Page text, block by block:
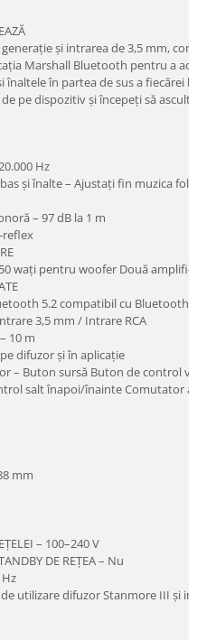
și intrarea de 3,5 mm,
Marshall Bluetooth pentru a
înaltele în partea de sus a fiecărei
pe dispozitiv și începeți să ascultați.
Hz
și înalte – Ajustați fin muzica
– 97 dB la 1 m
reflex
wați pentru woofer Două
5.2 compatibil cu Bluetooth LE
3,5 mm / Intrare RCA
10 m
difuzor și în aplicație
– Buton sursă Buton de control
salt înapoi/înainte Comutator
mm
– 100–240 V
DE REȚEA – Nu
Hz
utilizare difuzor Stanmore III și